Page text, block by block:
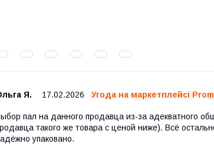
Я. 17.02.2026 Угода на маркетплейсі
пал на данного продавца из-за адекватного
такого же товара с ценой ниже). Всё
упаковано.